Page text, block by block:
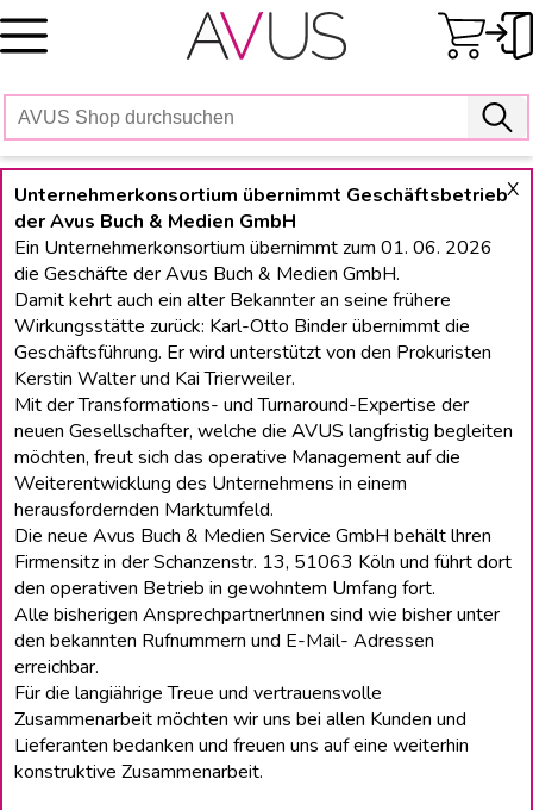
Skip
to
X
Unternehmerkonsortium übernimmt Geschäftsbetrieb
der Avus Buch & Medien GmbH
Ein Unternehmerkonsortium übernimmt zum 01. 06. 2026
die Geschäfte der Avus Buch & Medien GmbH.
Damit kehrt auch ein alter Bekannter an seine frühere
Wirkungsstätte zurück: Karl-Otto Binder übernimmt die
Geschäftsführung. Er wird unterstützt von den Prokuristen
Kerstin Walter und Kai Trierweiler.
Mit der Transformations- und Turnaround-Expertise der
neuen Gesellschafter, welche die AVUS langfristig begleiten
möchten, freut sich das operative Management auf die
Weiterentwicklung des Unternehmens in einem
herausfordernden Marktumfeld.
Die neue Avus Buch & Medien Service GmbH behält lhren
Firmensitz in der Schanzenstr. 13, 51063 Köln und führt dort
den operativen Betrieb in gewohntem Umfang fort.
Alle bisherigen Ansprechpartnerlnnen sind wie bisher unter
den bekannten Rufnummern und E-Mail- Adressen
erreichbar.
Für die langiährige Treue und vertrauensvolle
Zusammenarbeit möchten wir uns bei allen Kunden und
Lieferanten bedanken und freuen uns auf eine weiterhin
konstruktive Zusammenarbeit.